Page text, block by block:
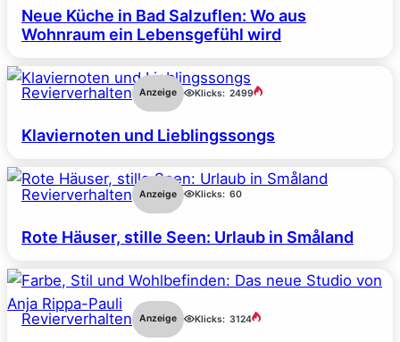
Neue Küche in Bad Salzuflen: Wo aus
Wohnraum ein Lebensgefühl wird
Revierverhalten Anzeige Klicks: 2499
Klaviernoten und Lieblingssongs
Revierverhalten Anzeige Klicks: 60
Rote Häuser, stille Seen: Urlaub in Småland
Revierverhalten Anzeige Klicks: 3124